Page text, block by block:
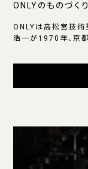
ONLYのものづくり
ONLYは高松宮技術
浩一が1970年、京